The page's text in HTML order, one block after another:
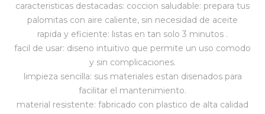
caracteristicas destacadas: coccion saludable: prepara tus
palomitas con aire caliente, sin necesidad de aceite
rapida y eficiente: listas en tan solo 3 minutos .
facil de usar: diseno intuitivo que permite un uso comodo
y sin complicaciones.
limpieza sencilla: sus materiales estan disenados para
facilitar el mantenimiento.
material resistente: fabricado con plastico de alta calidad
Juguetes y artículos para bebé
Gastronomía